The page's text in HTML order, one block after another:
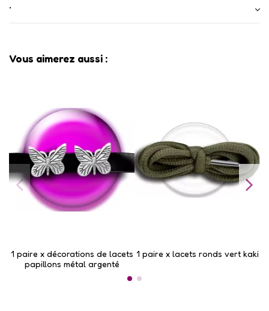
•
Vous aimerez aussi :
1 paire x ​décorations de lacets
papillons métal argenté
1 paire x lacets ronds vert kaki